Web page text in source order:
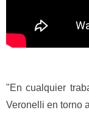
"En cualquier
Veronelli en torno